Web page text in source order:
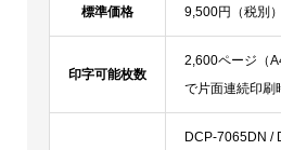
標準価格 9,500円（税別）
印字可能枚数
2,600ページ（
で片面連続印刷
DCP-7065DN /